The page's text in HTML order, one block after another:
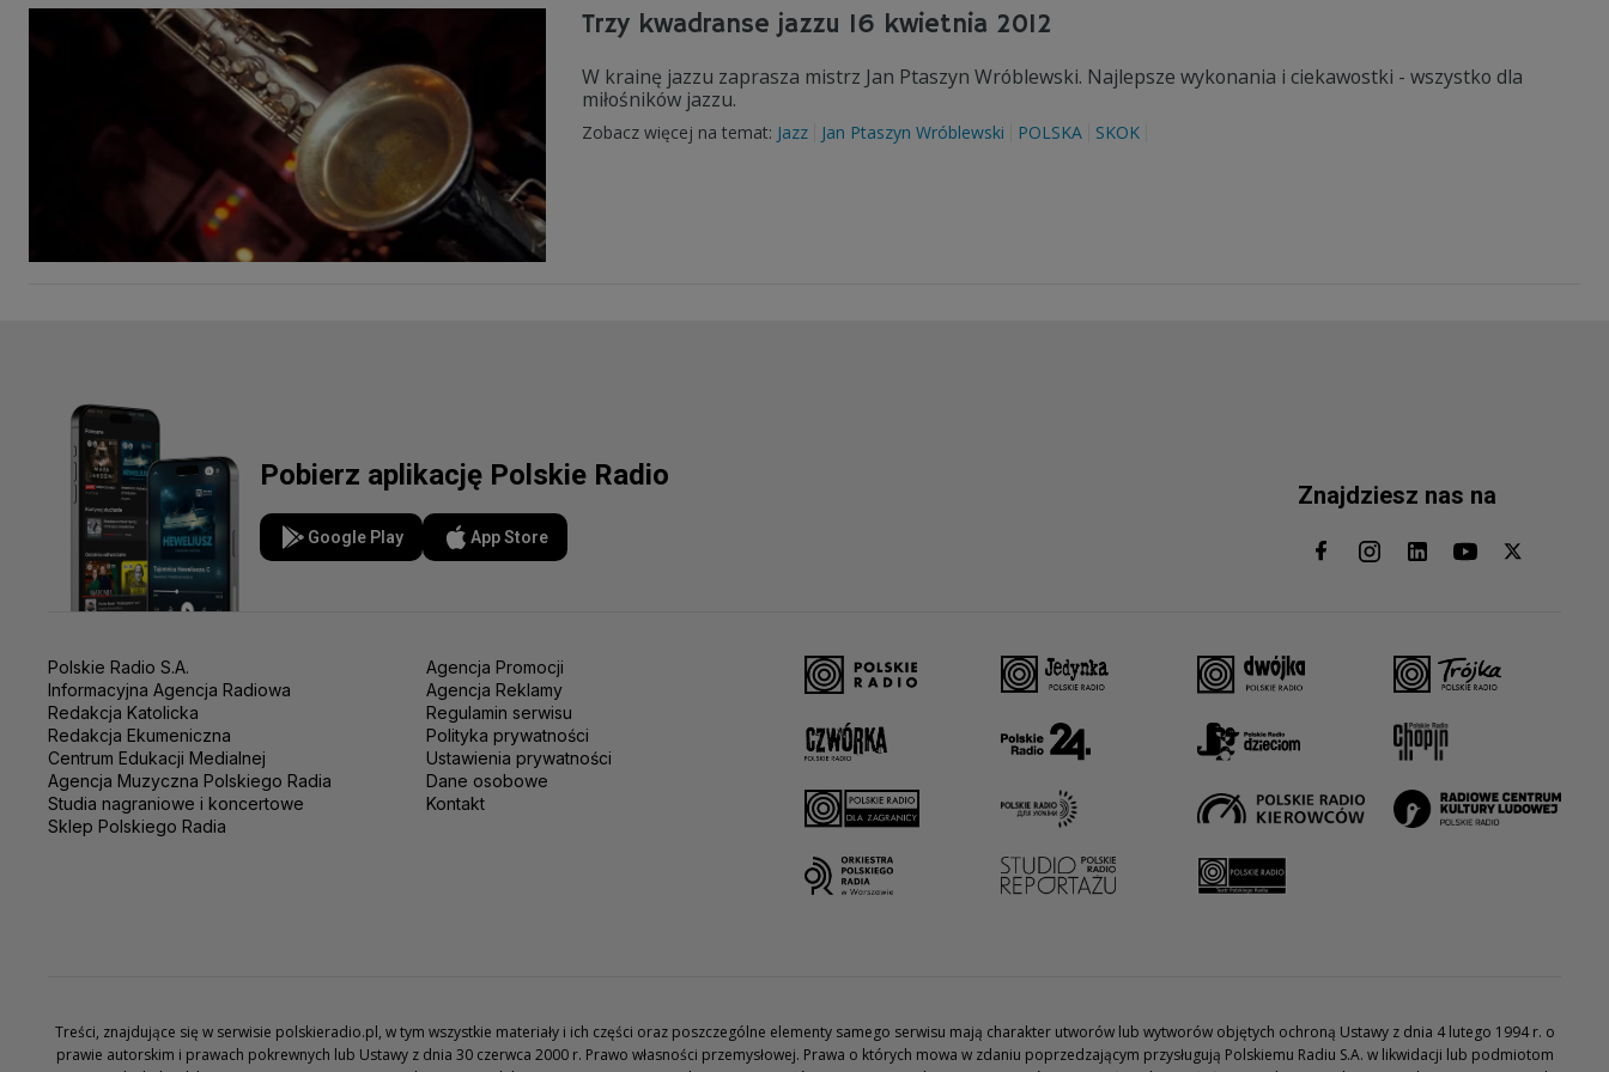
Trzy kwadranse jazzu 16 kwietnia 2012
W krainę jazzu zaprasza mistrz Jan Ptaszyn Wróblewski. Najlepsze wykonania i ciekawostki - wszystko dla
miłośników jazzu.
Zobacz więcej na temat: Jazz Jan Ptaszyn Wróblewski POLSKA SKOK
Pobierz aplikację Polskie Radio
Google Play App Store
Znajdziesz nas na
Polskie Radio S.A.
Informacyjna Agencja Radiowa
Redakcja Katolicka
Redakcja Ekumeniczna
Centrum Edukacji Medialnej
Agencja Muzyczna Polskiego Radia
Studia nagraniowe i koncertowe
Sklep Polskiego Radia
Agencja Promocji
Agencja Reklamy
Regulamin serwisu
Polityka prywatności
Ustawienia prywatności
Dane osobowe
Kontakt
Treści, znajdujące się w serwisie polskieradio.pl, w tym wszystkie materiały i ich części oraz poszczególne elementy samego serwisu mają charakter utworów lub wytworów objętych ochroną Ustawy z dnia 4 lutego 1994 r. o
prawie autorskim i prawach pokrewnych lub Ustawy z dnia 30 czerwca 2000 r. Prawo własności przemysłowej. Prawa o których mowa w zdaniu poprzedzającym przysługują Polskiemu Radiu S.A. w likwidacji lub podmiotom